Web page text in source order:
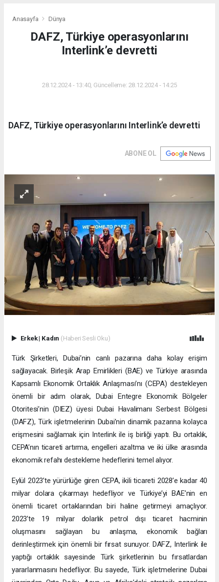
Anasayfa Dünya
DAFZ, Türkiye operasyonlarını
Interlink’e devretti
28.12.2024 - 13:40, Güncelleme: 28.12.2024 - 14:25
DAFZ, Türkiye operasyonlarını Interlink’e devretti
ABONE OL
Erkek| Kadın (Haberi Sesli Oku)
Türk Şirketleri, Dubai’nin canlı pazarına daha kolay erişim
sağlayacak. Birleşik Arap Emirlikleri (BAE) ve Türkiye arasında
Kapsamlı Ekonomik Ortaklık Anlaşması’nı (CEPA) destekleyen
önemli bir adım olarak, Dubai Entegre Ekonomik Bölgeler
Otoritesi’nin (DIEZ) üyesi Dubai Havalimanı Serbest Bölgesi
(DAFZ), Türk işletmelerinin Dubai’nin dinamik pazarına kolayca
erişmesini sağlamak için Interlink ile iş birliği yaptı. Bu ortaklık,
CEPA’nın ticareti artırma, engelleri azaltma ve iki ülke arasında
ekonomik refahı destekleme hedeflerini temel alıyor.
Eylül 2023’te yürürlüğe giren CEPA, ikili ticareti 2028’e kadar 40
milyar dolara çıkarmayı hedefliyor ve Türkiye’yi BAE’nin en
önemli ticaret ortaklarından biri haline getirmeyi amaçlıyor.
2023’te 19 milyar dolarlık petrol dışı ticaret hacminin
oluşmasını sağlayan bu anlaşma, ekonomik bağları
derinleştirmek için önemli bir fırsat sunuyor. DAFZ, Interlink ile
yaptığı ortaklık sayesinde Türk şirketlerinin bu fırsatlardan
yararlanmasını hedefliyor. Bu sayede, Türk işletmelerine Dubai